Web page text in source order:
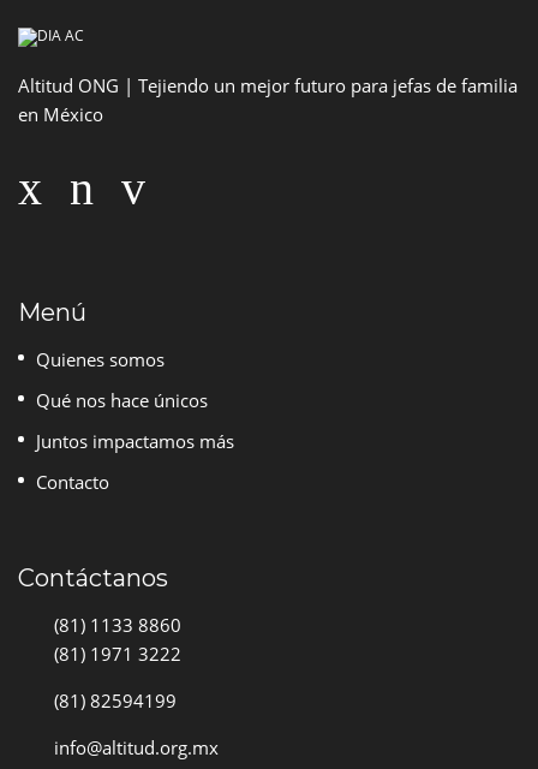
Altitud ONG | Tejiendo un mejor futuro para jefas de familia
en México
Menú
Quienes somos
Qué nos hace únicos
Juntos impactamos más
Contacto
Contáctanos
(81) 1133 8860
(81) 1971 3222
(81) 82594199
info@altitud.org.mx